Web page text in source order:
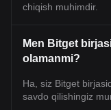
chiqish muhimdir.
Men Bitget
olamanmi?
Ha, siz Bitget
savdo qilishingiz